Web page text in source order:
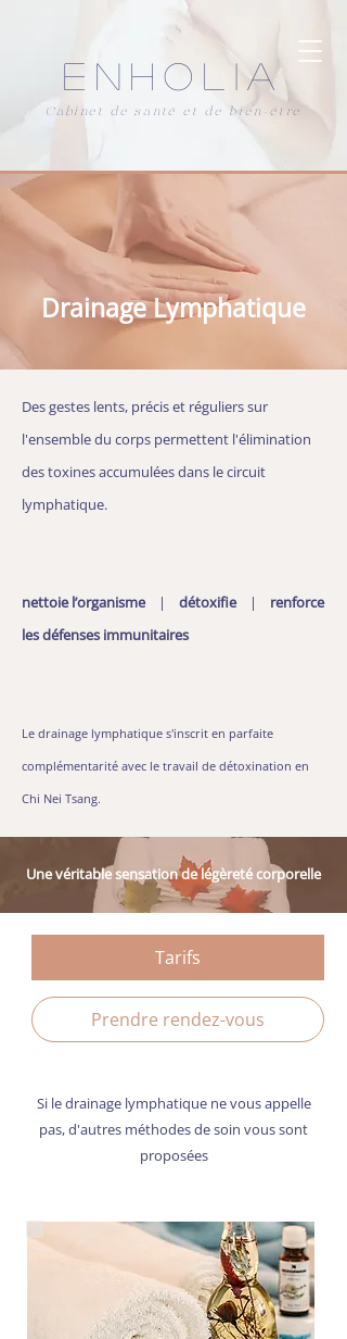
Cabinet de santé et de bien-être
ENHOLIA
Drainage Lymphatique
Des gestes lents, précis et réguliers sur
l'ensemble du corps permettent l'élimination
des toxines accumulées dans le circuit
lymphatique.
nettoie l’organisme | détoxifie | renforce
les défenses immunitaires
Le drainage lymphatique s'inscrit en parfaite
complémentarité avec le travail de détoxination en
Chi Nei Tsang.
Une véritable sensation de légèreté corporelle
Tarifs
Prendre rendez-vous
Si le drainage lymphatique ne vous appelle
pas, d'autres méthodes de soin vous sont
proposées